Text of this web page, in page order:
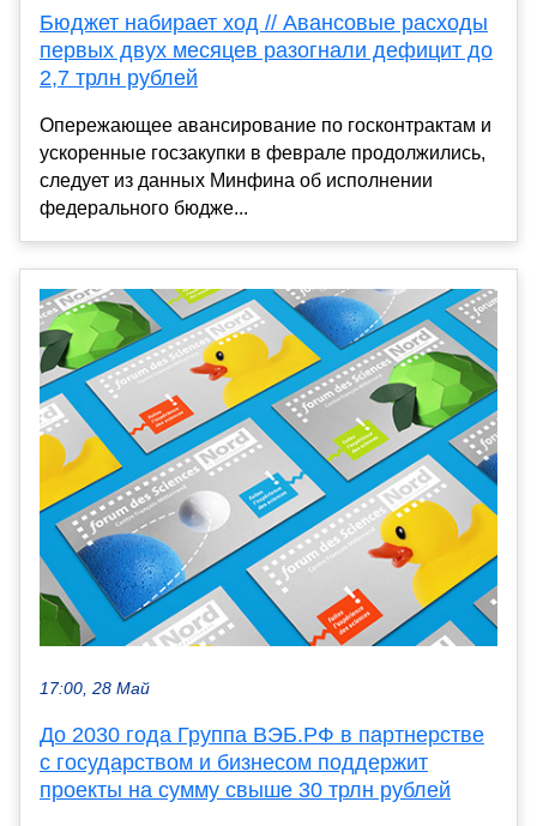
Бюджет набирает ход // Авансовые расходы
первых двух месяцев разогнали дефицит до
2,7 трлн рублей
Опережающее авансирование по госконтрактам и
ускоренные госзакупки в феврале продолжились,
следует из данных Минфина об исполнении
федерального бюдже...
17:00, 28 Май
До 2030 года Группа ВЭБ.РФ в партнерстве
с государством и бизнесом поддержит
проекты на сумму свыше 30 трлн рублей